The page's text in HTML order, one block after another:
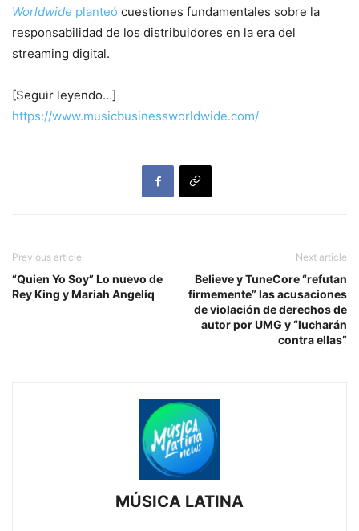
Worldwide planteó cuestiones fundamentales sobre la
responsabilidad de los distribuidores en la era del
streaming digital.
[Seguir leyendo…]
https://www.musicbusinessworldwide.com/
Previous article
“Quien Yo Soy” Lo nuevo de
Rey King y Mariah Angeliq
Next article
Believe y TuneCore “refutan
firmemente” las acusaciones
de violación de derechos de
autor por UMG y “lucharán
contra ellas”
MÚSICA LATINA